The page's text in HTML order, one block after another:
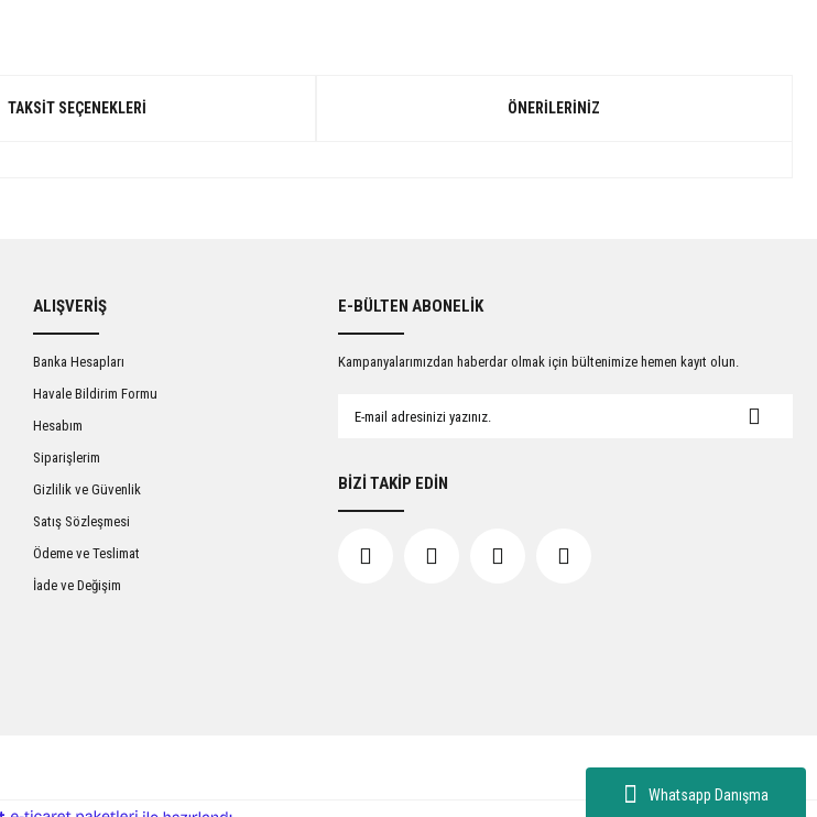
Whatsapp Danışma
TAKSIT SEÇENEKLERI ÖNERILERINIZ
Gönder
ALIŞVERİŞ
Banka Hesapları
Havale Bildirim Formu
Hesabım
Siparişlerim
Gizlilik ve Güvenlik
Satış Sözleşmesi
Ödeme ve Teslimat
İade ve Değişim
E-BÜLTEN ABONELİK
Kampanyalarımızdan haberdar olmak için bültenimize hemen kayıt olun.
BİZİ TAKİP EDİN